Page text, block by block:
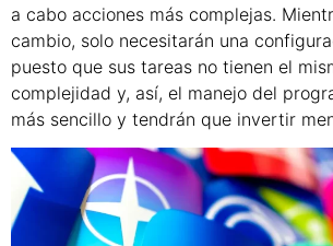
a cabo acciones más complejas.
cambio, solo necesitarán una
puesto que sus tareas no tienen el
complejidad y, así, el manejo del
más sencillo y tendrán que invertir